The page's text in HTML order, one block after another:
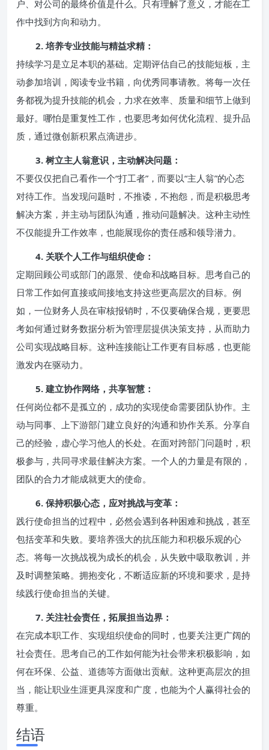
户、对公司的最终价值是什么。只有理解了意义，才能在工
作中找到方向和动力。
2. 培养专业技能与精益求精：
持续学习是立足本职的基础。定期评估自己的技能短板，主
动参加培训，阅读专业书籍，向优秀同事请教。将每一次任
务都视为提升技能的机会，力求在效率、质量和细节上做到
最好。哪怕是重复性工作，也要思考如何优化流程、提升品
质，通过微创新积累点滴进步。
3. 树立主人翁意识，主动解决问题：
不要仅仅把自己看作一个“打工者”，而要以“主人翁”的心态
对待工作。当发现问题时，不推诿，不抱怨，而是积极思考
解决方案，并主动与团队沟通，推动问题解决。这种主动性
不仅能提升工作效率，也能展现你的责任感和领导潜力。
4. 关联个人工作与组织使命：
定期回顾公司或部门的愿景、使命和战略目标。思考自己的
日常工作如何直接或间接地支持这些更高层次的目标。例
如，一位财务人员在审核报销时，不仅要确保合规，更要思
考如何通过财务数据分析为管理层提供决策支持，从而助力
公司实现战略目标。这种连接能让工作更有目标感，也更能
激发内在驱动力。
5. 建立协作网络，共享智慧：
任何岗位都不是孤立的，成功的实现使命需要团队协作。主
动与同事、上下游部门建立良好的沟通和协作关系。分享自
己的经验，虚心学习他人的长处。在面对跨部门问题时，积
极参与，共同寻求最佳解决方案。一个人的力量是有限的，
团队的合力才能成就更大的使命。
6. 保持积极心态，应对挑战与变革：
践行使命担当的过程中，必然会遇到各种困难和挑战，甚至
包括变革和失败。要培养强大的抗压能力和积极乐观的心
态。将每一次挑战视为成长的机会，从失败中吸取教训，并
及时调整策略。拥抱变化，不断适应新的环境和要求，是持
续践行使命担当的关键。
7. 关注社会责任，拓展担当边界：
在完成本职工作、实现组织使命的同时，也要关注更广阔的
社会责任。思考自己的工作如何能为社会带来积极影响，如
何在环保、公益、道德等方面做出贡献。这种更高层次的担
当，能让职业生涯更具深度和广度，也能为个人赢得社会的
尊重。
结语